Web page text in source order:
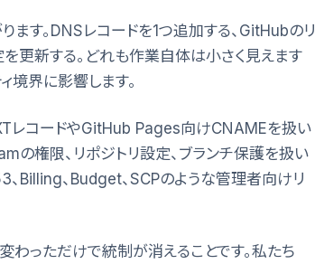
す。DNSレコードを1つ追加する、GitHubのリ
更新する。どれも作業自体は小さく見えます
境界に影響します。
レコードやGitHub Pages向けCNAMEを扱い
の権限、リポジトリ設定、ブランチ保護を扱い
、Billing、Budget、SCPのような管理者向けリ
わっただけで統制が消えることです。私たち